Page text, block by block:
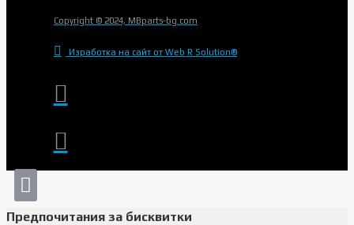
Copyright © 2024, MBparts-bg.com
Изработка на сайт от Web R Solution®
Предпочитания за бисквитки